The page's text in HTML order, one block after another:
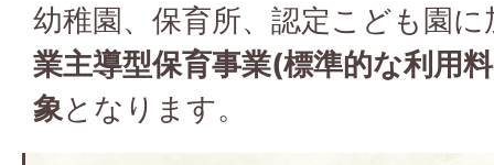
幼稚園、保育所、認定こども園に
業主導型保育事業(標準的な利用
象となります。